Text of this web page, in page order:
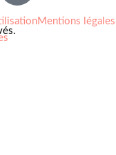
Mentions légales